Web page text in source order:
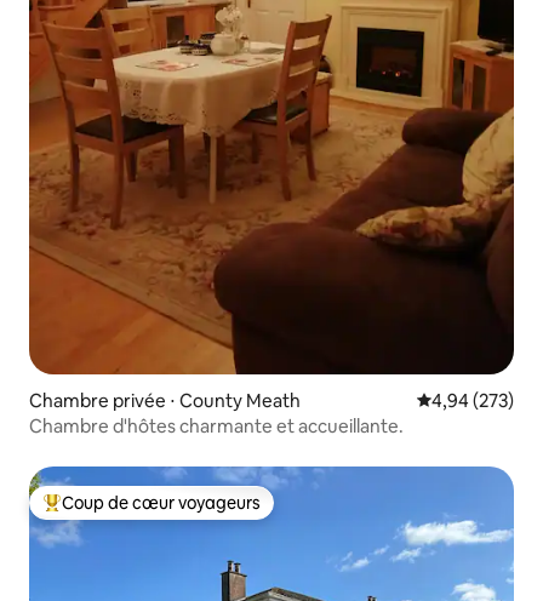
Chambre privée ⋅ County Meath Évaluation
4,94 (273)
Chambre d'hôtes charmante et accueillante.
Coups de cœur voyageurs les plus appréciés
Coup de cœur voyageurs